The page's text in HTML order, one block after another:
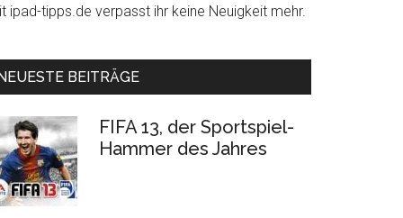
ipad-tipps.de verpasst ihr keine Neuigkeit mehr.
BEITRÄGE
FIFA 13, der Sportspiel-
Hammer des Jahres